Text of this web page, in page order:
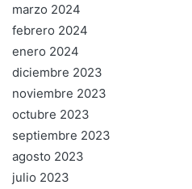
marzo 2024
febrero 2024
enero 2024
diciembre 2023
noviembre 2023
octubre 2023
septiembre 2023
agosto 2023
julio 2023